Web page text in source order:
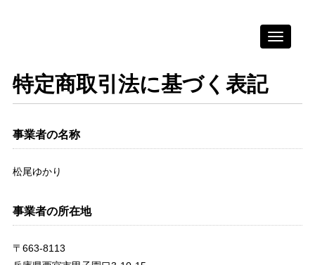
Toggle
特定商取引法に基づく表記
事業者の名称
松尾ゆかり
事業者の所在地
〒663-8113